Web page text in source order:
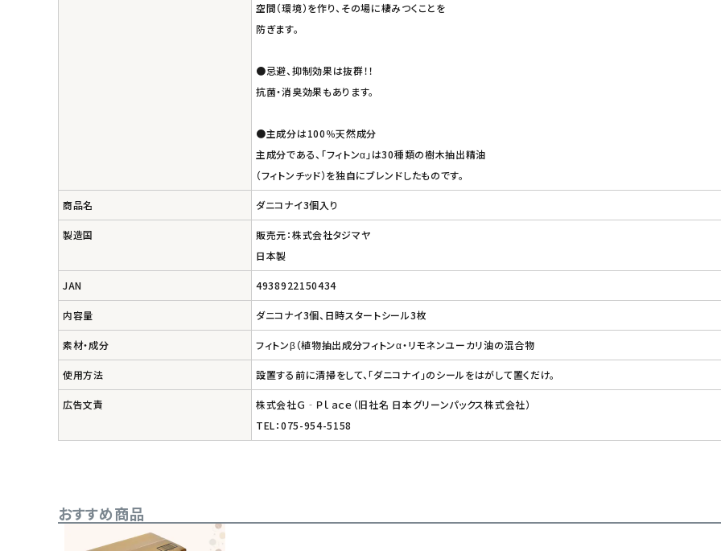
ナチュラプラス
アルマウィン
アルモニベルツ
コラム・スタッフのおすすめ
ご利用ガイド等
アカウント情報
空間（環境）を作り、その場に棲みつくことを
防ぎます。
●忌避、抑制効果は抜群！！
抗菌・消臭効果もあります。
●主成分は100％天然成分
主成分である、「フィトンα」は30種類の樹木抽出精油
（フィトンチッド）を独自にブレンドしたものです。
商品名 ダニコナイ3個入り
製造国
販売元：株式会社タジマヤ
日本製
JAN 4938922150434
内容量 ダニコナイ3個、日時スタートシール3枚
素材・成分 フィトンβ（植物抽出成分フィトンα・リモネンユーカリ油の混合物
使用方法 設置する前に清掃をして、「ダニコナイ」のシールをはがして置くだけ。
広告文責
株式会社Ｇ‐Ｐｌａｃｅ（旧社名 日本グリーンパックス株式会社）
TEL：075-954-5158
おすすめ商品